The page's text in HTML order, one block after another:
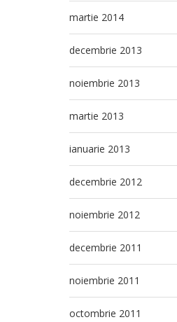
martie 2014
decembrie 2013
noiembrie 2013
martie 2013
ianuarie 2013
decembrie 2012
noiembrie 2012
decembrie 2011
noiembrie 2011
octombrie 2011